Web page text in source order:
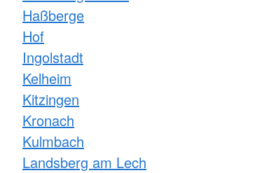
Haßberge
Hof
Ingolstadt
Kelheim
Kitzingen
Kronach
Kulmbach
Landsberg am Lech